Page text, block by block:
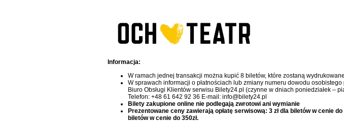
Informacja:
W ramach jednej transakcji można kupić 8 biletów, które zostaną
W sprawach informacji o płatnościach lub zmiany numeru dowodu osobistego
Biuro Obsługi Klientów serwisu Bilety24.pl (czynne w dniach poniedziałek –
Telefon: +48 61 642 92 36 E-mail: info@bilety24.pl
Bilety zakupione online nie podlegają zwrotowi ani wymianie
Prezentowane ceny zawierają opłatę serwisową: 3 zł dla biletów w cenie do
biletów w cenie do 350zł.